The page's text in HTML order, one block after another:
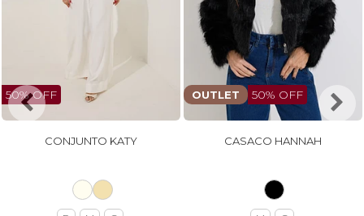
50% OFF
CONJUNTO KATY
OUTLET 50% OFF
CASACO HANNAH